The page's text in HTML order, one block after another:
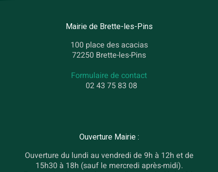
Mairie de Brette-les-Pins
100 place des acacias
72250 Brette-les-Pins
Formulaire de contact
02 43 75 83 08
Ouverture Mairie :
Ouverture du lundi au vendredi de 9h à 12h et de
15h30 à 18h (sauf le mercredi après-midi).